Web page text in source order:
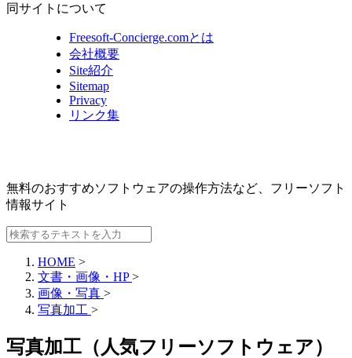
同サイトについて
Freesoft-Concierge.comとは
会社概要
Site紹介
Sitemap
Privacy
リンク集
無料のおすすめソフトウェアの操作方法など、 フリーソフト
情報サイト
HOME >
文書・画像・HP >
画像・写真 >
写真加工 >
写真加工（人気フリーソフトウェア）